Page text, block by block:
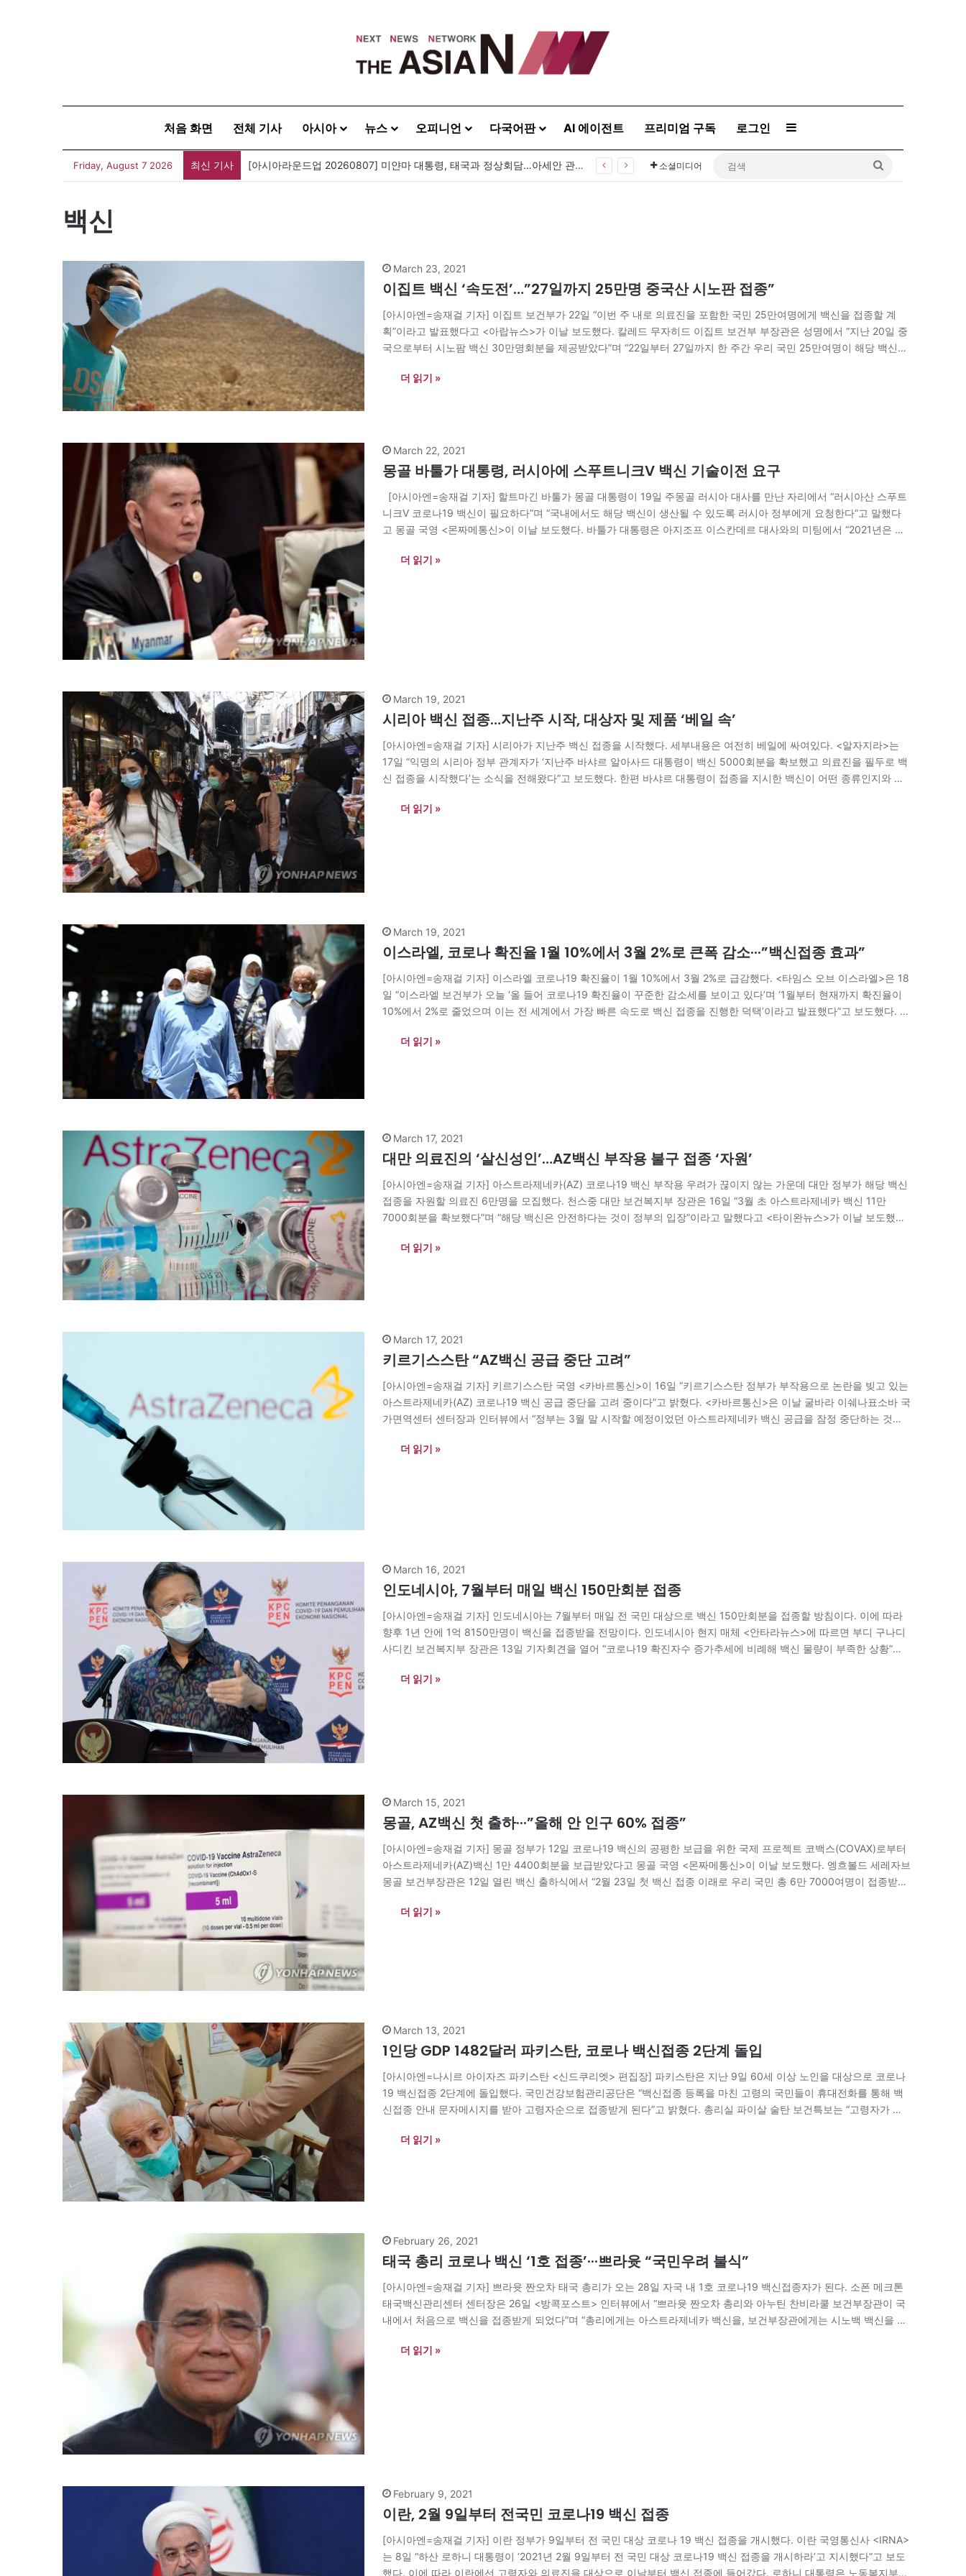
처음 화면 전체 기사 아시아 뉴스 오피니언 다국어판 AI 에이전트 프리미엄 구독 로그인 Sidebar
Friday, August 7 2026 최신 기사 [아시아라운드업 20260807] 미얀마 대통령, 태국과 정상회담…아세안 관계개선 모색 소셜미디어
백신
March 23, 2021
이집트 백신 ‘속도전’…”27일까지 25만명 중국산 시노판 접종”
[아시아엔=송재걸 기자] 이집트 보건부가 22일 “이번 주 내로 의료진을 포함한 국민 25만여명에게 백신을 접종할 계
획”이라고 발표했다고 <아랍뉴스>가 이날 보도했다. 칼레드 무자히드 이집트 보건부 부장관은 성명에서 “지난 20일 중
국으로부터 시노팜 백신 30만명회분을 제공받았다”며 “22일부터 27일까지 한 주간 우리 국민 25만여명이 해당 백신을
더 읽기 »
March 22, 2021
몽골 바툴가 대통령, 러시아에 스푸트니크V 백신 기술이전 요구
[아시아엔=송재걸 기자] 할트마긴 바툴가 몽골 대통령이 19일 주몽골 러시아 대사를 만난 자리에서 “러시아산 스푸트
니크V 코로나19 백신이 필요하다”며 “국내에서도 해당 백신이 생산될 수 있도록 러시아 정부에게 요청한다”고 말했다
고 몽골 국영 <몬짜메통신>이 이날 보도했다. 바툴가 대통령은 아지조프 이스칸데르 대사와의 미팅에서 “2021년은 몽
더 읽기 »
March 19, 2021
시리아 백신 접종…지난주 시작, 대상자 및 제품 ‘베일 속’
[아시아엔=송재걸 기자] 시리아가 지난주 백신 접종을 시작했다. 세부내용은 여전히 베일에 싸여있다. <알자지라>는
17일 “익명의 시리아 정부 관계자가 ‘지난주 바샤르 알아사드 대통령이 백신 5000회분을 확보했고 의료진을 필두로 백
신 접종을 시작했다’는 소식을 전해왔다”고 보도했다. 한편 바샤르 대통령이 접종을 지시한 백신이 어떤 종류인지와 정
더 읽기 »
March 19, 2021
이스라엘, 코로나 확진율 1월 10%에서 3월 2%로 큰폭 감소···”백신접종 효과”
[아시아엔=송재걸 기자] 이스라엘 코로나19 확진율이 1월 10%에서 3월 2%로 급감했다. <타임스 오브 이스라엘>은 18
일 “이스라엘 보건부가 오늘 ‘올 들어 코로나19 확진율이 꾸준한 감소세를 보이고 있다’며 ‘1월부터 현재까지 확진율이
10%에서 2%로 줄었으며 이는 전 세계에서 가장 빠른 속도로 백신 접종을 진행한 덕택’이라고 발표했다”고 보도했다. 이
더 읽기 »
March 17, 2021
대만 의료진의 ‘살신성인’…AZ백신 부작용 불구 접종 ‘자원’
[아시아엔=송재걸 기자] 아스트라제네카(AZ) 코로나19 백신 부작용 우려가 끊이지 않는 가운데 대만 정부가 해당 백신
접종을 자원할 의료진 6만명을 모집했다. 천스중 대만 보건복지부 장관은 16일 “3월 초 아스트라제네카 백신 11만
7000회분을 확보했다”며 “해당 백신은 안전하다는 것이 정부의 입장”이라고 말했다고 <타이완뉴스>가 이날 보도했다.
더 읽기 »
March 17, 2021
키르기스스탄 “AZ백신 공급 중단 고려”
[아시아엔=송재걸 기자] 키르기스스탄 국영 <카바르통신>이 16일 “키르기스스탄 정부가 부작용으로 논란을 빚고 있는
아스트라제네카(AZ) 코로나19 백신 공급 중단을 고려 중이다”고 밝혔다. <카바르통신>은 이날 굴바라 이쉐나표소바 국
가면역센터 센터장과 인터뷰에서 “정부는 3월 말 시작할 예정이었던 아스트라제네카 백신 공급을 잠정 중단하는 것을
더 읽기 »
March 16, 2021
인도네시아, 7월부터 매일 백신 150만회분 접종
[아시아엔=송재걸 기자] 인도네시아는 7월부터 매일 전 국민 대상으로 백신 150만회분을 접종할 방침이다. 이에 따라
향후 1년 안에 1억 8150만명이 백신을 접종받을 전망이다. 인도네시아 현지 매체 <안타라뉴스>에 따르면 부디 구나디
사디킨 보건복지부 장관은 13일 기자회견을 열어 “코로나19 확진자수 증가추세에 비례해 백신 물량이 부족한 상황”이
더 읽기 »
March 15, 2021
몽골, AZ백신 첫 출하···”올해 안 인구 60% 접종”
[아시아엔=송재걸 기자] 몽골 정부가 12일 코로나19 백신의 공평한 보급을 위한 국제 프로젝트 코백스(COVAX)로부터
아스트라제네카(AZ)백신 1만 4400회분을 보급받았다고 몽골 국영 <몬짜메통신>이 이날 보도했다. 엥흐볼드 세레자브
몽골 보건부장관은 12일 열린 백신 출하식에서 “2월 23일 첫 백신 접종 이래로 우리 국민 총 6만 7000여명이 접종받았
더 읽기 »
March 13, 2021
1인당 GDP 1482달러 파키스탄, 코로나 백신접종 2단계 돌입
[아시아엔=나시르 아이자즈 파키스탄 <신드쿠리엣> 편집장] 파키스탄은 지난 9일 60세 이상 노인을 대상으로 코로나
19 백신접종 2단계에 돌입했다. 국민건강보험관리공단은 “백신접종 등록을 마친 고령의 국민들이 휴대전화를 통해 백
신접종 안내 문자메시지를 받아 고령자순으로 접종받게 된다”고 밝혔다. 총리실 파이살 술탄 보건특보는 “고령자가 코
더 읽기 »
February 26, 2021
태국 총리 코로나 백신 ‘1호 접종’···쁘라윳 “국민우려 불식”
[아시아엔=송재걸 기자] 쁘라윳 짠오차 태국 총리가 오는 28일 자국 내 1호 코로나19 백신접종자가 된다. 소폰 메크톤
태국백신관리센터 센터장은 26일 <방콕포스트> 인터뷰에서 “쁘라윳 짠오차 총리와 아누틴 찬비라쿨 보건부장관이 국
내에서 처음으로 백신을 접종받게 되었다”며 “총리에게는 아스트라제네카 백신을, 보건부장관에게는 시노백 백신을 투
더 읽기 »
February 9, 2021
이란, 2월 9일부터 전국민 코로나19 백신 접종
[아시아엔=송재걸 기자] 이란 정부가 9일부터 전 국민 대상 코로나 19 백신 접종을 개시했다. 이란 국영통신사 <IRNA>
는 8일 “하산 로하니 대통령이 ‘2021년 2월 9일부터 전 국민 대상 코로나19 백신 접종을 개시하라’고 지시했다“고 보도
했다. 이에 따라 이란에선 고령자와 의료진을 대상으로 이날부터 백신 접종에 들어갔다. 로하니 대통령은 노동복지부